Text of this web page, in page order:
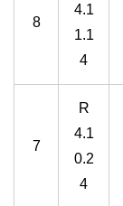
8
4.1
1.1
4
7
R
4.1
0.2
4